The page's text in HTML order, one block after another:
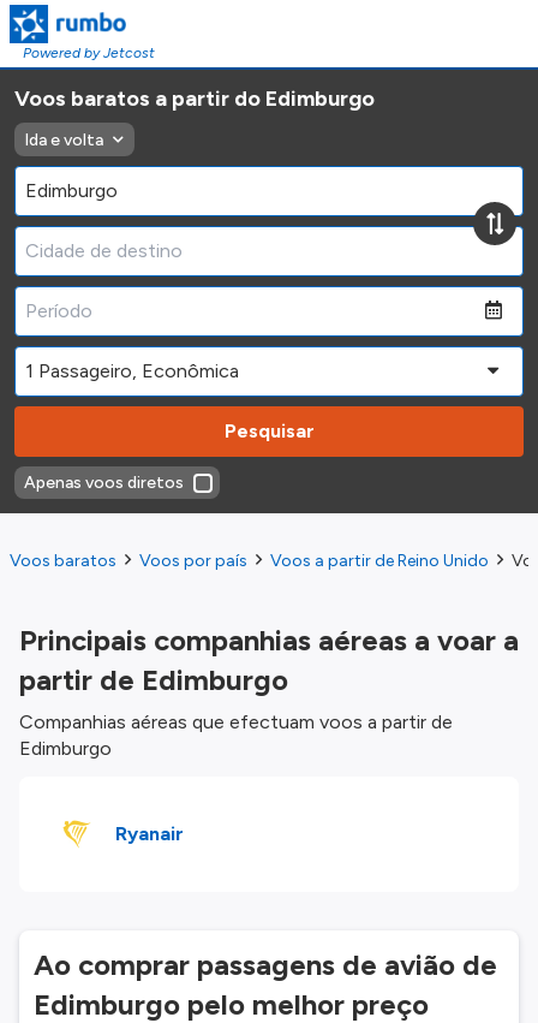
Powered by Jetcost
Voos baratos a partir do Edimburgo
Ida e volta
Pesquisar
Apenas voos diretos
Voos baratos Voos por país Voos a partir de Reino Unido
Principais companhias aéreas a voar a
partir de Edimburgo
Companhias aéreas que efectuam voos a partir de
Edimburgo
Ryanair
Ao comprar passagens de avião de
Edimburgo pelo melhor preço